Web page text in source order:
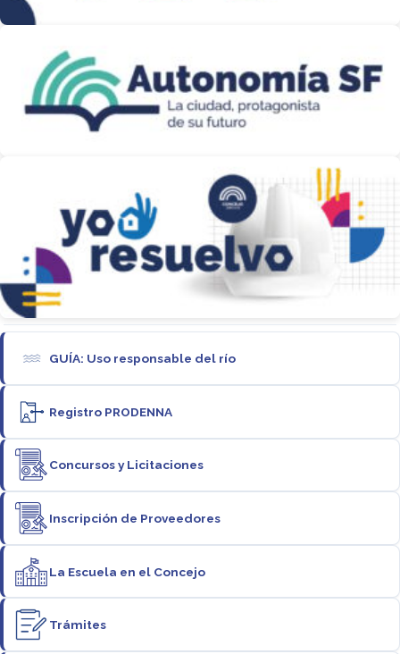
GUÍA: Uso responsable del río
Registro PRODENNA
Concursos y Licitaciones
Inscripción de Proveedores
La Escuela en el Concejo
Trámites